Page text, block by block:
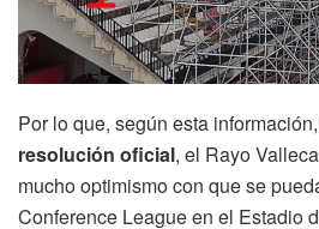
Por lo que, según esta información,
resolución oficial, el Rayo
mucho optimismo con que se
Conference League en el Estadio